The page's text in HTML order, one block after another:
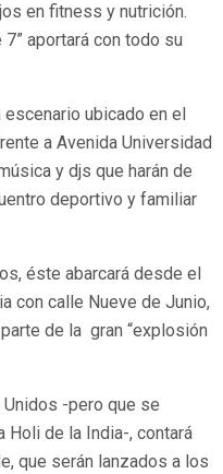
en fitness y nutrición.
aportará con todo su
ubicado en el
a Avenida Universidad
y djs que harán de
deportivo y familiar
éste abarcará desde el
con calle Nueve de Junio,
de la gran “explosión
-pero que se
Holi de la India-, contará
que serán lanzados a los